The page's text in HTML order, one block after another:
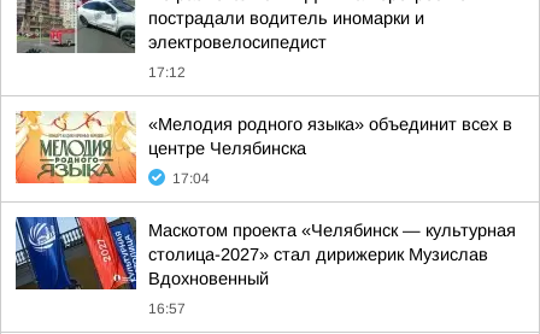
пострадали водитель иномарки и
электровелосипедист
17:12
«Мелодия родного языка» объединит всех в
центре Челябинска
17:04
Маскотом проекта «Челябинск — культурная
столица-2027» стал дирижерик Музислав
Вдохновенный
16:57